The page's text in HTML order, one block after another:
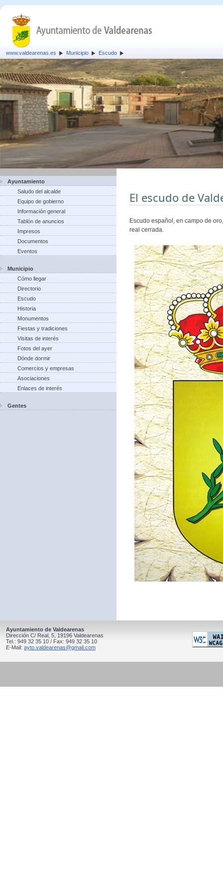
www.valdearenas.es Municipio Escudo
Ayuntamiento
Saludo del alcalde
Equipo de gobierno
Información general
Tablón de anuncios
Impresos
Documentos
Eventos
Municipio
Cómo llegar
Directorio
Escudo
Historia
Monumentos
Fiestas y tradiciones
Visitas de interés
Fotos del ayer
Dónde dormir
Comercios y empresas
Asociaciones
Enlaces de interés
Gentes
El escudo de
Escudo español, en campo de
real cerrada.
Ayuntamiento de Valdearenas
Dirección C/ Real, 5, 19196 Valdearenas
Tel.: 949 32 35 10 / Fax: 949 32 35 10
E-Mail: ayto.valdearenas@gmail.com